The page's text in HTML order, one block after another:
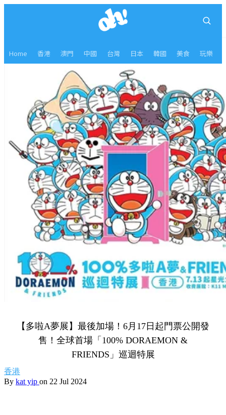
Home 香港 澳門 中國 台灣 日本 韓國 美食 玩樂
【多啦A夢展】最後加場！6月17日起門票公開發
售！全球首場「100% DORAEMON &
FRIENDS」巡迴特展
香港
By kat yip on 22 Jul 2024